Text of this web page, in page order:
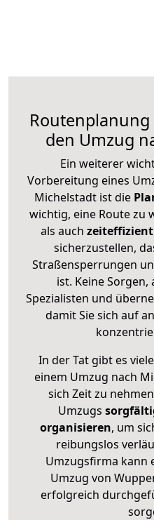
den Umzug
Ein weiterer
Vorbereitung eines
Michelstadt ist die
wichtig, eine Route zu
als auch zeiteffizient
sicherzustellen,
Straßensperrungen
ist. Keine
Spezialisten und
damit Sie sich auf
In der Tat gibt es
einem Umzug nach
sich Zeit zu
Umzugs
organisieren, um
reibungslos
Umzugsfirma kann
Umzug von
erfolgreich